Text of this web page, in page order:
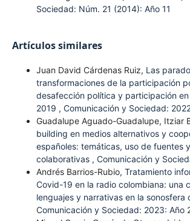
Sociedad: Núm. 21 (2014): Año 11
Artículos similares
Juan David Cárdenas Ruiz, Las
transformaciones de la participación
desafección política y participación
2019 , Comunicación y Sociedad:
Guadalupe Aguado-Guadalupe, Itziar
building en medios alternativos y
españoles: temáticas, uso de fuentes
colaborativas , Comunicación y
Andrés Barrios-Rubio, Tratamiento
Covid-19 en la radio colombiana: una
lenguajes y narrativas en la sonosfera
Comunicación y Sociedad: 2023: Año